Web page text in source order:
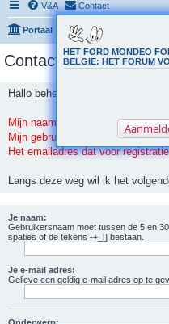
V&A Contact
Portaal Forumoverzicht
HET FORD MONDEO
BELGIË: HET FORUM
Contacteer
Hallo beheerder,
Mijn naam is:
Mijn gebruikersnaam is:
Het emailadres dat voor
Langs deze weg wil ik het
Je naam:
Gebruikersnaam moet tussen de 5 en
spaties of de tekens -+_[] bestaan.
Je e-mail adres:
Gelieve een geldig e-mail adres op te